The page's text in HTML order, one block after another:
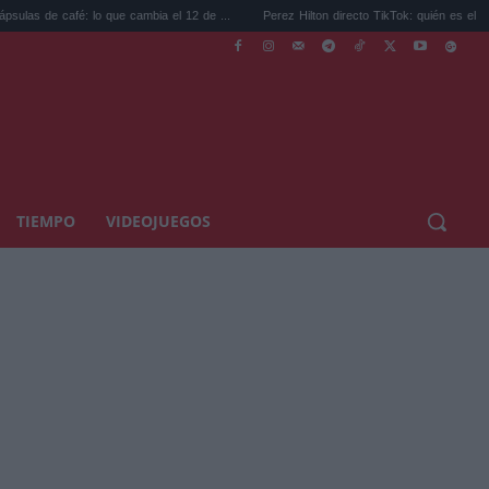
lo que cambia el 12 de ... Perez Hilton directo TikTok: quién es el bloguero ...
TIEMPO VIDEOJUEGOS